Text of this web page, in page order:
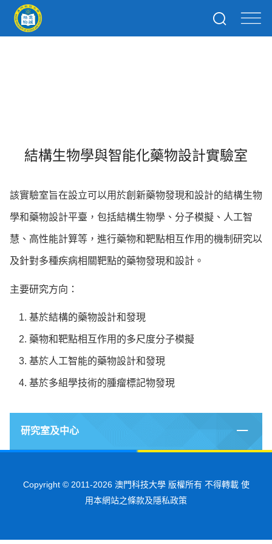
結構生物學與智能化藥物設計實驗室
該實驗室旨在設立可以用於創新藥物發現和設計的結構生物
學和藥物設計平臺，包括結構生物學、分子模擬、人工智
慧、高性能計算等，進行藥物和靶點相互作用的機制研究以
及針對多種疾病相關靶點的藥物發現和設計。
主要研究方向：
基於結構的藥物設計和發現
藥物和靶點相互作用的多尺度分子模擬
基於人工智能的藥物設計和發現
基於多組學技術的腫瘤標記物發現
研究室及中心
Copyright © 2011-2026 澳門科技大學 版權所有 不得轉載 使
用本網站之條款及隱私政策